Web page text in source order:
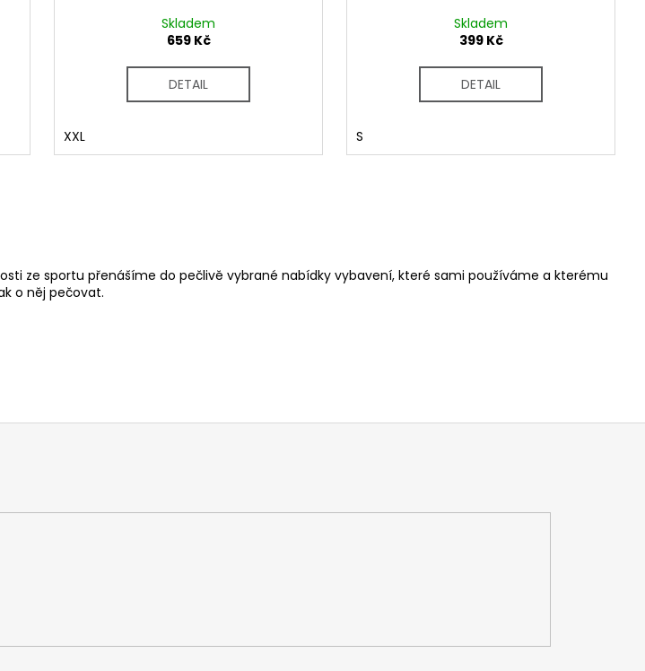
Skladem
659 Kč
DETAIL
XXL
Skladem
399 Kč
DETAIL
S
ze sportu přenášíme do pečlivě vybrané nabídky vybavení, které sami používáme a kterému
o něj pečovat.